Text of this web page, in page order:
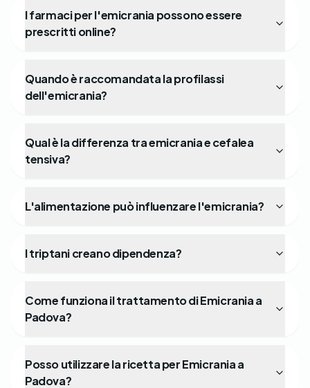
I farmaci per l'emicrania possono essere
prescritti online?
Quando è raccomandata la profilassi
dell'emicrania?
Qual è la differenza tra emicrania e cefalea
tensiva?
L'alimentazione può influenzare l'emicrania?
I triptani creano dipendenza?
Come funziona il trattamento di Emicrania a
Padova?
Posso utilizzare la ricetta per Emicrania a
Padova?